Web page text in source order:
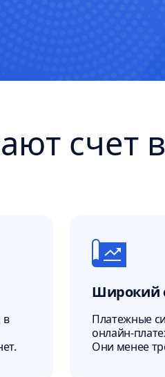
счет
в
Широкий
Платежные
онлайн-
Они менее